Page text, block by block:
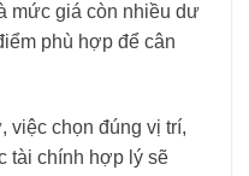
mức giá còn nhiều dư
phù hợp để cân
việc chọn đúng vị trí,
tài chính hợp lý sẽ